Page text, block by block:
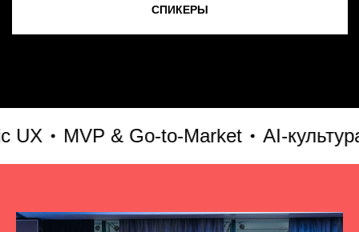
MVP & Go-to-Market AI-культура и